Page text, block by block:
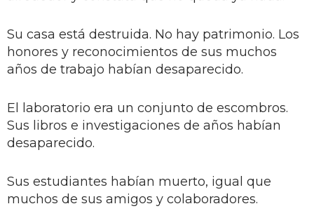
Su casa está destruida. No hay patrimonio. Los
honores y reconocimientos de sus muchos
años de trabajo habían desaparecido.
El laboratorio era un conjunto de escombros.
Sus libros e investigaciones de años habían
desaparecido.
Sus estudiantes habían muerto, igual que
muchos de sus amigos y colaboradores.